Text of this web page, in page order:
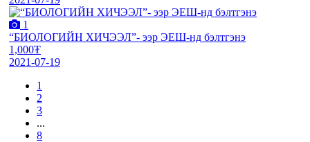
1
“БИОЛОГИЙН ХИЧЭЭЛ”- ээр ЭЕШ-нд бэлтгэнэ
1,000₮
2021-07-19
1
2
3
...
8